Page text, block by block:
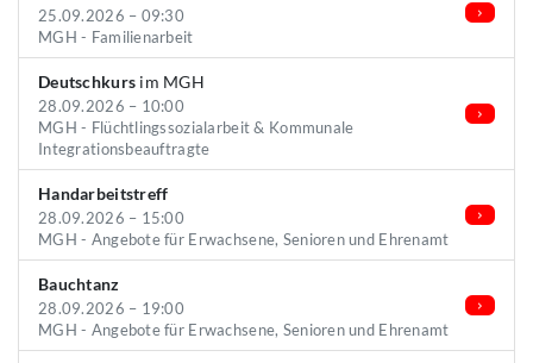
25.09.2026 – 09:30
MGH - Familienarbeit
Deutschkurs im MGH
28.09.2026 – 10:00
MGH - Flüchtlingssozialarbeit & Kommunale
Integrationsbeauftragte
Handarbeitstreff
28.09.2026 – 15:00
MGH - Angebote für Erwachsene, Senioren und Ehrenamt
Bauchtanz
28.09.2026 – 19:00
MGH - Angebote für Erwachsene, Senioren und Ehrenamt